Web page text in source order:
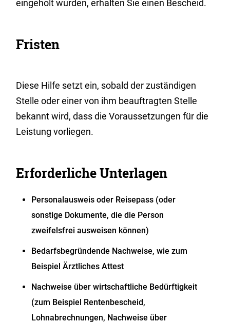
eingeholt wurden, erhalten Sie einen Bescheid.
Fristen
Diese Hilfe setzt ein, sobald der zuständigen
Stelle oder einer von ihm beauftragten Stelle
bekannt wird, dass die Voraussetzungen für die
Leistung vorliegen.
Erforderliche Unterlagen
Personalausweis oder Reisepass (oder
sonstige Dokumente, die die Person
zweifelsfrei ausweisen können)
Bedarfsbegründende Nachweise, wie zum
Beispiel Ärztliches Attest
Nachweise über wirtschaftliche Bedürftigkeit
(zum Beispiel Rentenbescheid,
Lohnabrechnungen, Nachweise über